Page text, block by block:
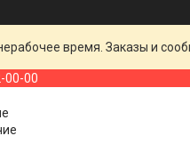
время. Заказы и
00-00